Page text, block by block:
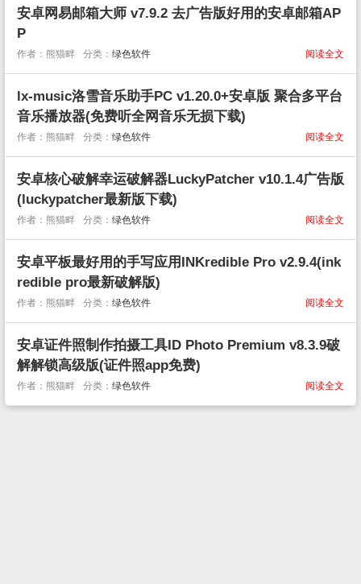
安卓网易邮箱大师 v7.9.2 去广告版好用的安卓邮箱AP
P
阅读全文
作者：熊猫畔 分类： 绿色软件
lx-music洛雪音乐助手PC v1.20.0+安卓版 聚合多平台
音乐播放器(免费听全网音乐无损下载)
阅读全文
作者：熊猫畔 分类： 绿色软件
安卓核心破解幸运破解器LuckyPatcher v10.1.4广告版
(luckypatcher最新版下载)
阅读全文
作者：熊猫畔 分类： 绿色软件
安卓平板最好用的手写应用INKredible Pro v2.9.4(ink
redible pro最新破解版)
阅读全文
作者：熊猫畔 分类： 绿色软件
安卓证件照制作拍摄工具ID Photo Premium v8.3.9破
解解锁高级版(证件照app免费)
阅读全文
作者：熊猫畔 分类： 绿色软件